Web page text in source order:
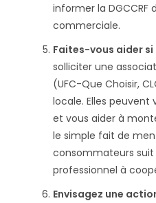
informer la
commerciale​.
Faites-vous aider si
solliciter une
(UFC-Que Choisir,
locale. Elles
et vous aider à
le simple fait de
consommateurs
professionnel à
Envisagez une